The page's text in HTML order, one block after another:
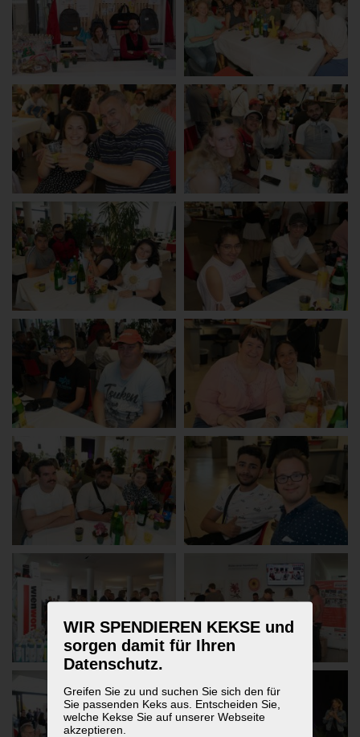
WIR SPENDIEREN KEKSE und
sorgen damit für Ihren
Datenschutz.
Greifen Sie zu und suchen Sie sich den für
Sie passenden Keks aus. Entscheiden Sie,
welche Kekse Sie auf unserer Webseite
akzeptieren.